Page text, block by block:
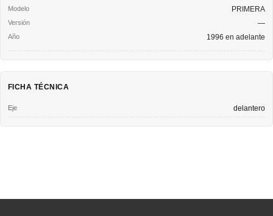
PRIMERA
—
1996 en adelante
FICHA TÉCNICA
Eje delantero